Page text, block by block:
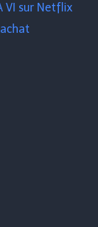
VI sur Netflix